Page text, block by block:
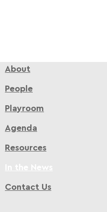
About
People
Playroom
Agenda
Resources
Contact Us